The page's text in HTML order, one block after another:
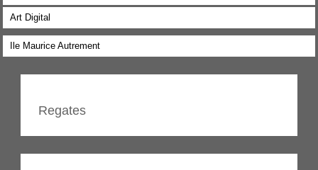
Art Digital
Ile Maurice Autrement
Regates